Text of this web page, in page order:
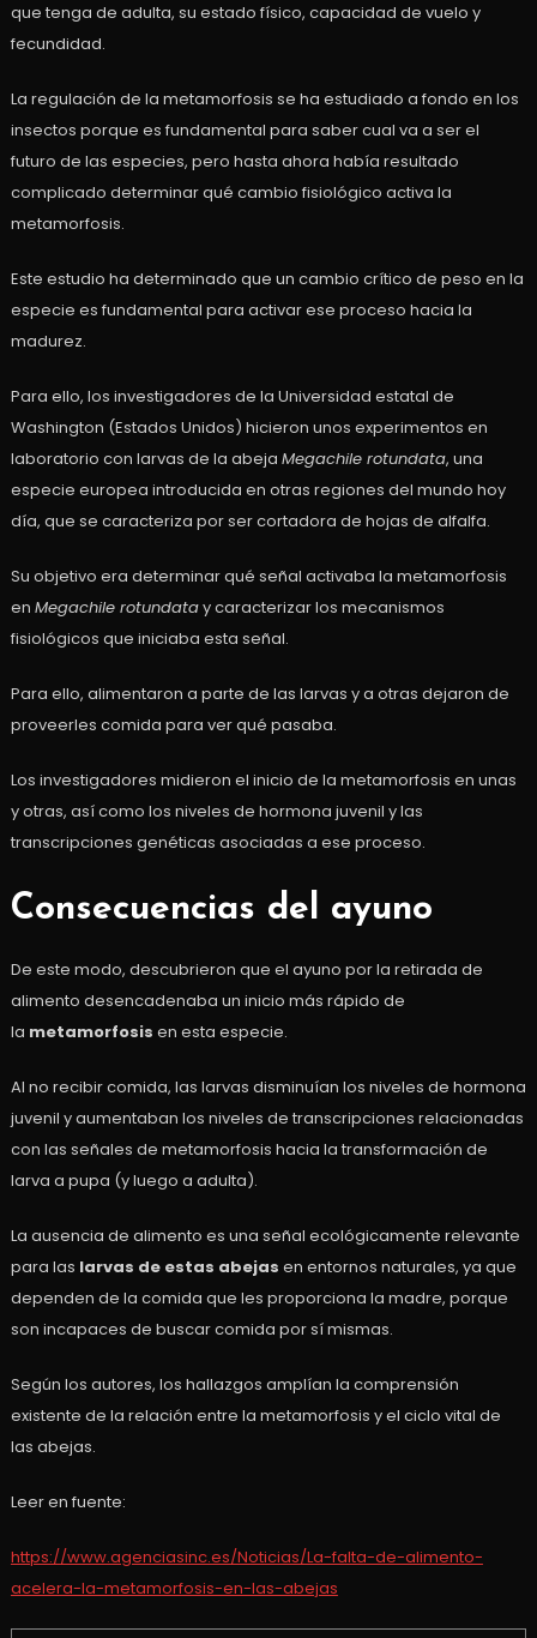
que tenga de adulta, su estado físico, capacidad de vuelo y
fecundidad.
La regulación de la metamorfosis se ha estudiado a fondo en los
insectos porque es fundamental para saber cual va a ser el
futuro de las especies, pero hasta ahora había resultado
complicado determinar qué cambio fisiológico activa la
metamorfosis.
Este estudio ha determinado que un cambio crítico de peso en la
especie es fundamental para activar ese proceso hacia la
madurez.
Para ello, los investigadores de la Universidad estatal de
Washington (Estados Unidos) hicieron unos experimentos en
laboratorio con larvas de la abeja Megachile rotundata, una
especie europea introducida en otras regiones del mundo hoy
día, que se caracteriza por ser cortadora de hojas de alfalfa.
Su objetivo era determinar qué señal activaba la metamorfosis
en Megachile rotundatay caracterizar los mecanismos
fisiológicos que iniciaba esta señal.
Para ello, alimentaron a parte de las larvas y a otras dejaron de
proveerles comida para ver qué pasaba.
Los investigadores midieron el inicio de la metamorfosis en unas
y otras, así como los niveles de hormona juvenil y las
transcripciones genéticas asociadas a ese proceso.
Consecuencias del ayuno
De este modo, descubrieron que el ayuno por la retirada de
alimento desencadenaba un inicio más rápido de
la metamorfosis en esta especie.
Al no recibir comida, las larvas disminuían los niveles de hormona
juvenil y aumentaban los niveles de transcripciones relacionadas
con las señales de metamorfosis hacia la transformación de
larva a pupa (y luego a adulta).
La ausencia de alimento es una señal ecológicamente relevante
para las larvas de estas abejas en entornos naturales, ya que
dependen de la comida que les proporciona la madre, porque
son incapaces de buscar comida por sí mismas.
Según los autores, los hallazgos amplían la comprensión
existente de la relación entre la metamorfosis y el ciclo vital de
las abejas.
Leer en fuente:
https://www.agenciasinc.es/Noticias/La-falta-de-alimento-
acelera-la-metamorfosis-en-las-abejas